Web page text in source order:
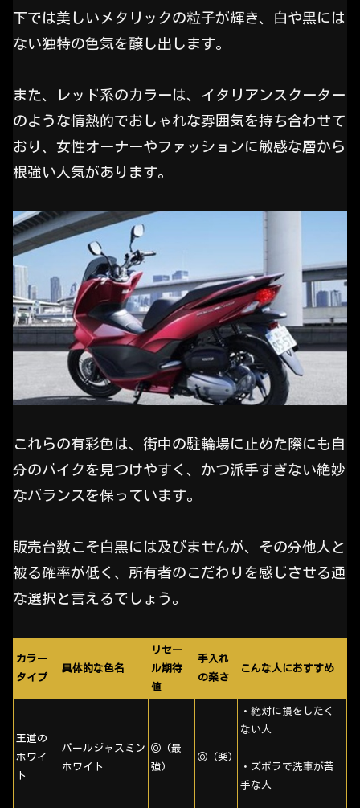
下では美しいメタリックの粒子が輝き、白や黒には
ない独特の色気を醸し出します。
また、レッド系のカラーは、イタリアンスクーター
のような情熱的でおしゃれな雰囲気を持ち合わせて
おり、女性オーナーやファッションに敏感な層から
根強い人気があります。
これらの有彩色は、街中の駐輪場に止めた際にも自
分のバイクを見つけやすく、かつ派手すぎない絶妙
なバランスを保っています。
販売台数こそ白黒には及びませんが、その分他人と
被る確率が低く、所有者のこだわりを感じさせる通
な選択と言えるでしょう。
カラー
タイプ
具体的な色名
リセー
ル期待
値
手入れ
の楽さ
こんな人におすすめ
王道の
ホワイ
ト
パールジャスミン
ホワイト
◎ (最
強)
◎ (楽)
・絶対に損をしたく
ない人
・ズボラで洗車が苦
手な人